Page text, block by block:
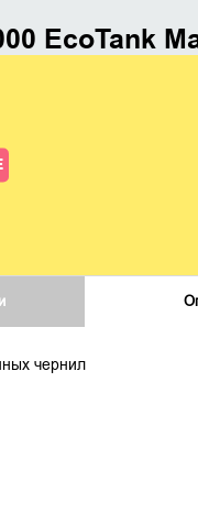
EcoTank
чернил